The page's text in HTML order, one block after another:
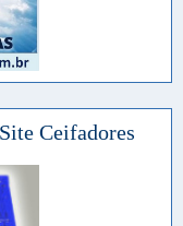
Ceifadores